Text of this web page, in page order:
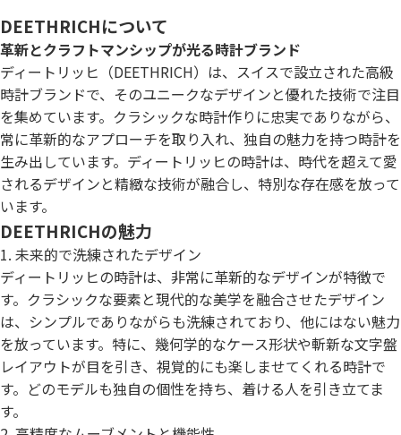
DEETHRICHについて
革新とクラフトマンシップが光る時計ブランド
ディートリッヒ（DEETHRICH）は、スイスで設立された高級
時計ブランドで、そのユニークなデザインと優れた技術で注目
を集めています。クラシックな時計作りに忠実でありながら、
常に革新的なアプローチを取り入れ、独自の魅力を持つ時計を
生み出しています。ディートリッヒの時計は、時代を超えて愛
されるデザインと精緻な技術が融合し、特別な存在感を放って
います。
DEETHRICHの魅力
1. 未来的で洗練されたデザイン
ディートリッヒの時計は、非常に革新的なデザインが特徴で
す。クラシックな要素と現代的な美学を融合させたデザイン
は、シンプルでありながらも洗練されており、他にはない魅力
を放っています。特に、幾何学的なケース形状や斬新な文字盤
レイアウトが目を引き、視覚的にも楽しませてくれる時計で
す。どのモデルも独自の個性を持ち、着ける人を引き立てま
す。